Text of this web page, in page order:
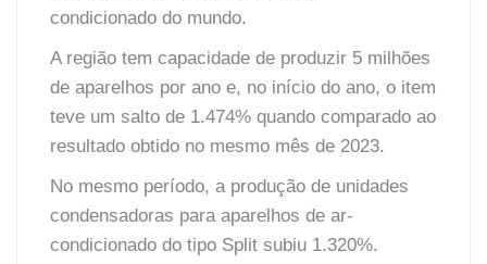
condicionado do mundo.
A região tem capacidade de produzir 5 milhões
de aparelhos por ano e, no início do ano, o item
teve um salto de 1.474% quando comparado ao
resultado obtido no mesmo mês de 2023.
No mesmo período, a produção de unidades
condensadoras para aparelhos de ar-
condicionado do tipo Split subiu 1.320%.